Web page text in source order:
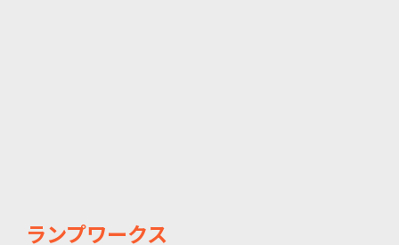
ランプワークス